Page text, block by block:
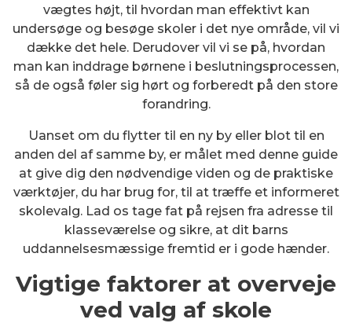
vægtes højt, til hvordan man effektivt kan
undersøge og besøge skoler i det nye område, vil vi
dække det hele. Derudover vil vi se på, hvordan
man kan inddrage børnene i beslutningsprocessen,
så de også føler sig hørt og forberedt på den store
forandring.
Uanset om du flytter til en ny by eller blot til en
anden del af samme by, er målet med denne guide
at give dig den nødvendige viden og de praktiske
værktøjer, du har brug for, til at træffe et informeret
skolevalg. Lad os tage fat på rejsen fra adresse til
klasseværelse og sikre, at dit barns
uddannelsesmæssige fremtid er i gode hænder.
Vigtige faktorer at overveje
ved valg af skole